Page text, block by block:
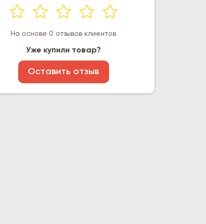
На основе 0 отзывов клиентов
Уже купили товар?
Оставить отзыв